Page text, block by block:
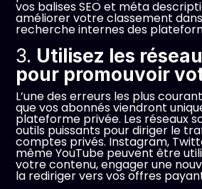
vos balises SEO et méta
améliorer votre classement
recherche internes des
3. Utilisez les
pour promouvoir
L’une des erreurs les plus
que vos abonnés viendront
plateforme privée. Les réseaux
outils puissants pour diriger le
comptes privés. Instagram,
même YouTube peuvent être
votre contenu, engager une
la rediriger vers vos offres